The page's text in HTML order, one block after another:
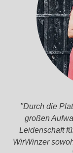
ses
Bild
wur
de
"Durch die
großen
Leidenschaft
WirWinzer